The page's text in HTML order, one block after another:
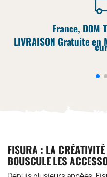
France, DOM
LIVRAISON Gratuite
FISURA : LA
BOUSCULE LES